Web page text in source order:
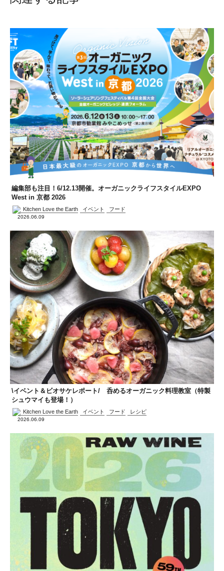
編集部も注目！6/12.13開催。オーガニックライフスタイルEXPO
West in 京都 2026
Kitchen Love the Earth イベント フード
2026.06.09
\イベント＆ビオサケレポート/ 呑めるオーガニック料理教室（特製
シュウマイも登場！）
Kitchen Love the Earth イベント フード レシピ
2026.06.09